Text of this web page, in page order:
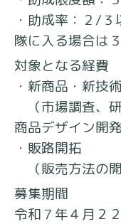
・助成率：２/
隊に入る場合は
対象となる経費
・新商品・新技
（市場調査、
商品デザイン開発
・販路開拓
（販売方法の
募集期間
令和７年４月２